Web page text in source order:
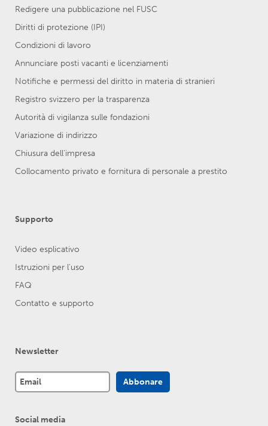
Redigere una pubblicazione nel FUSC
Diritti di protezione (IPI)
Condizioni di lavoro
Annunciare posti vacanti e licenziamenti
Notifiche e permessi del diritto in materia di stranieri
Registro svizzero per la trasparenza
Autorità di vigilanza sulle fondazioni
Variazione di indirizzo
Chiusura dell’impresa
Collocamento privato e fornitura di personale a prestito
Supporto
Video esplicativo
Istruzioni per l'uso
FAQ
Contatto e supporto
Newsletter
Social media